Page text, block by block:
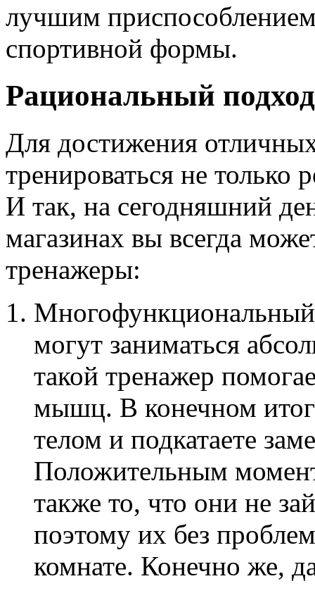
лучшим
спортивной формы.
Рациональный
Для достижения
тренироваться не только
И так, на сегодняшний
магазинах вы всегда
тренажеры:
могут заниматься
такой тренажер
мышц. В конечном
телом и подкатаете
Положительным
также то, что они не
поэтому их без
комнате. Конечно же,